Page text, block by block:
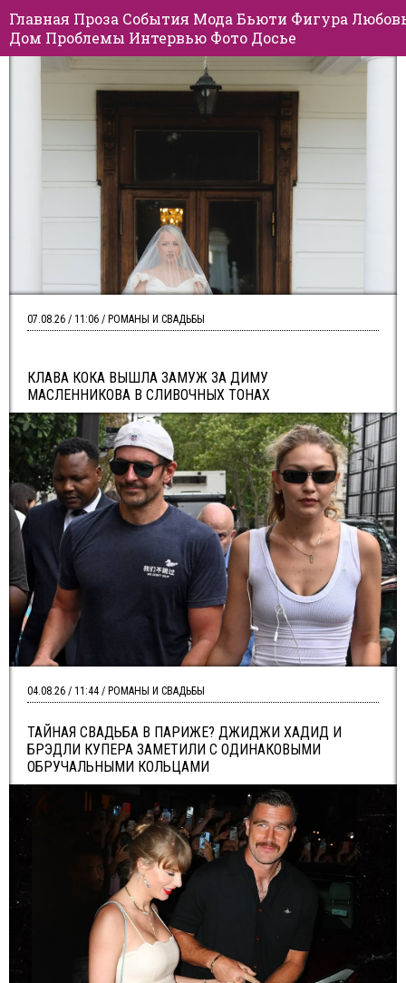
Главная Проза События Мода Бьюти Фигура
Дом Проблемы Интервью Фото Досье
КЛАВА КОКА ВЫШЛА ЗАМУЖ ЗА ДИМУ
МАСЛЕННИКОВА В СЛИВОЧНЫХ ТОНАХ
07.08.26 / 11:06 / РОМАНЫ И СВАДЬБЫ
ТАЙНАЯ СВАДЬБА В ПАРИЖЕ? ДЖИДЖИ ХАДИД И
БРЭДЛИ КУПЕРА ЗАМЕТИЛИ С ОДИНАКОВЫМИ
ОБРУЧАЛЬНЫМИ КОЛЬЦАМИ
04.08.26 / 11:44 / РОМАНЫ И СВАДЬБЫ